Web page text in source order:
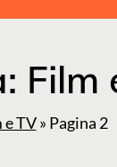
Film
e TV» Pagina 2